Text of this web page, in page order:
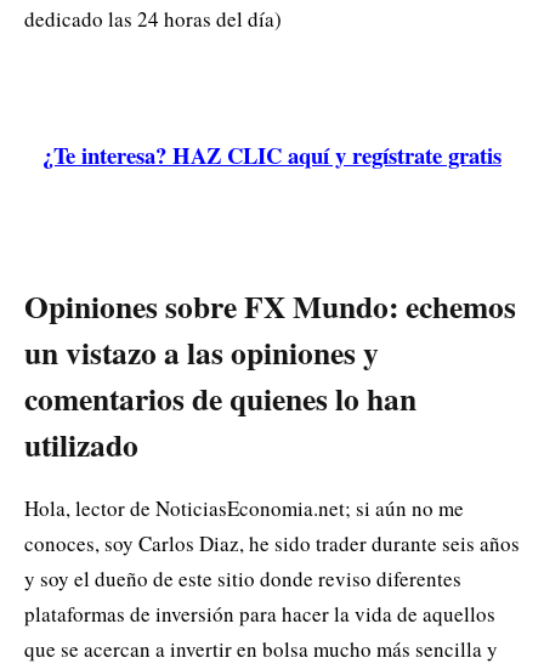
dedicado las 24 horas del día)
¿Te interesa? HAZ CLIC aquí y regístrate gratis
Opiniones sobre FX Mundo: echemos
un vistazo a las opiniones y
comentarios de quienes lo han
utilizado
Hola, lector de NoticiasEconomia.net; si aún no me
conoces, soy Carlos Diaz, he sido trader durante seis años
y soy el dueño de este sitio donde reviso diferentes
plataformas de inversión para hacer la vida de aquellos
que se acercan a invertir en bolsa mucho más sencilla y